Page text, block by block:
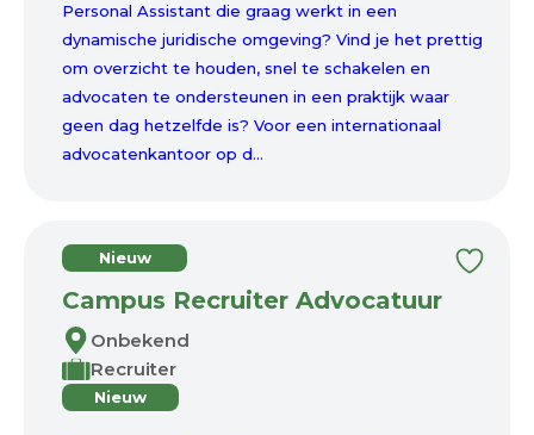
Personal Assistant die graag werkt in een
dynamische juridische omgeving? Vind je het prettig
om overzicht te houden, snel te schakelen en
advocaten te ondersteunen in een praktijk waar
geen dag hetzelfde is? Voor een internationaal
advocatenkantoor op d...
Nieuw
Campus Recruiter Advocatuur
Onbekend
Recruiter
Nieuw